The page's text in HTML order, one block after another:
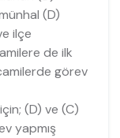
(D)
ilçe
de ilk
görev
(D) ve (C)
yapmış